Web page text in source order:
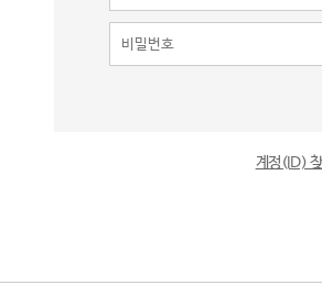
계정(ID)